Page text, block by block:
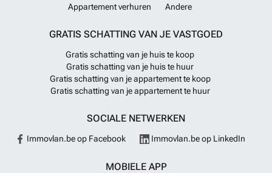
Appartement verhuren
Andere
GRATIS SCHATTING VAN JE VASTGOED
Gratis schatting van je huis te koop
Gratis schatting van je huis te huur
Gratis schatting van je appartement te koop
Gratis schatting van je appartement te huur
SOCIALE NETWERKEN
Immovlan.be op Facebook Immovlan.be op LinkedIn
MOBIELE APP